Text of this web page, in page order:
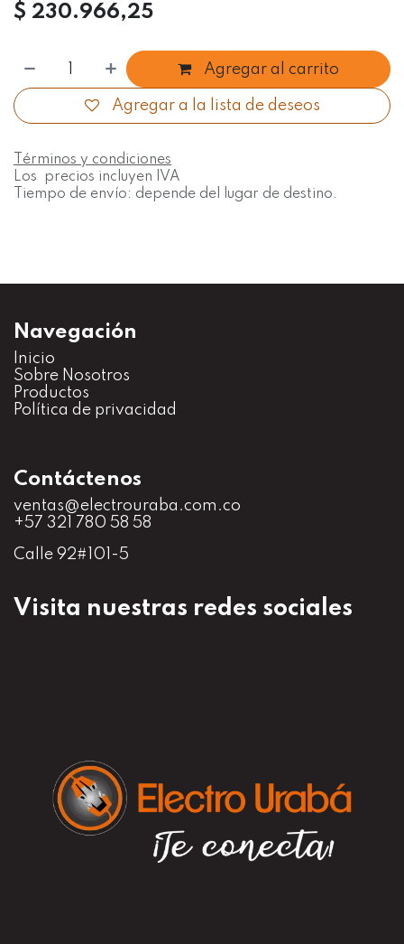
$ 230.966,25
Agregar al carrito
Agregar a la lista de deseos
Términos y condiciones
Los precios incluyen IVA
Tiempo de envío: depende del lugar de destino.
Navegación
Inicio
Sobre Nosotros
Productos
Política de privacidad
Contáctenos
ventas@electrouraba.com.co
+57 321 780 58 58
Calle 92#101-5
Visita nuestras redes sociales